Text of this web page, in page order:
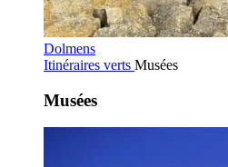
Dolmens
Itinéraires verts Musées
Musées